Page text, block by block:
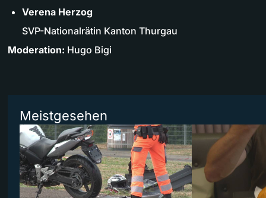
Verena Herzog
SVP-Nationalrätin Kanton Thurgau
Moderation: Hugo Bigi
Meistgesehen